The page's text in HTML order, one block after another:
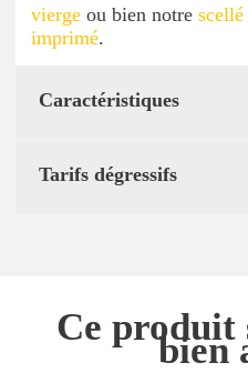
vierge ou bien notre
imprimé.
Caractéristiques
Tarifs dégressifs
Ce produit
bien